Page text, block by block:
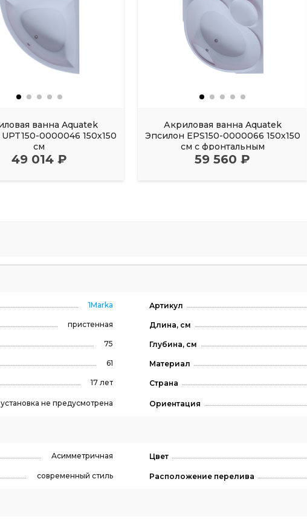
ванна Aquatek
0000046 150х150
см
49 014 ₽
Акриловая ванна Aquatek
Эпсилон EPS150-0000066 150х150
см с фронтальным
59 560 ₽
1Marka Артикул
пристенная Длина, см
75 Глубина, см
61 Материал
17 лет Страна
не предусмотрена Ориентация
Асимметричная Цвет
современный стиль Расположение перелива